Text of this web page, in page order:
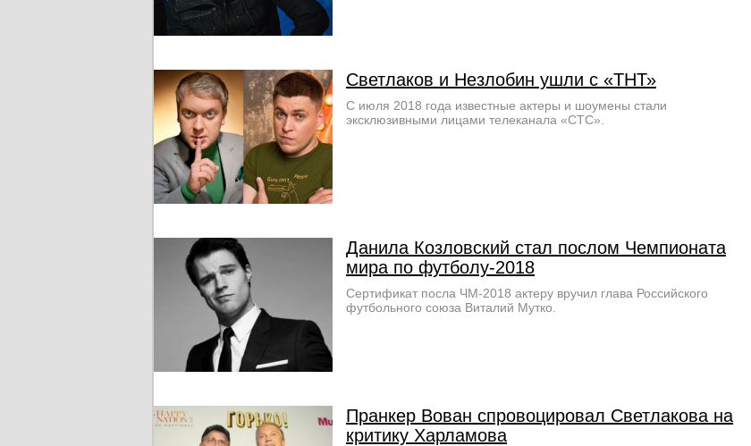
Светлаков и Незлобин ушли с «ТНТ»
С июля 2018 года известные актеры и шоумены стали
эксклюзивными лицами телеканала «СТС».
Данила Козловский стал послом Чемпионата
мира по футболу-2018
Сертификат посла ЧМ-2018 актеру вручил глава Российского
футбольного союза Виталий Мутко.
Пранкер Вован спровоцировал Светлакова на
критику Харламова